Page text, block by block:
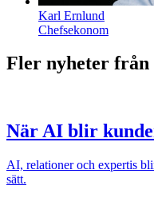
Karl Ernlund
Chefsekonom
Fler nyheter från
När AI blir
AI, relationer och expertis
sätt.